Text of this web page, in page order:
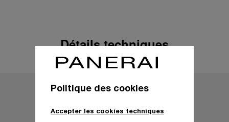
Détails techniques
Politique des cookies
Accepter les cookies techniques